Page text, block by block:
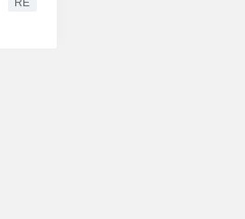
RE